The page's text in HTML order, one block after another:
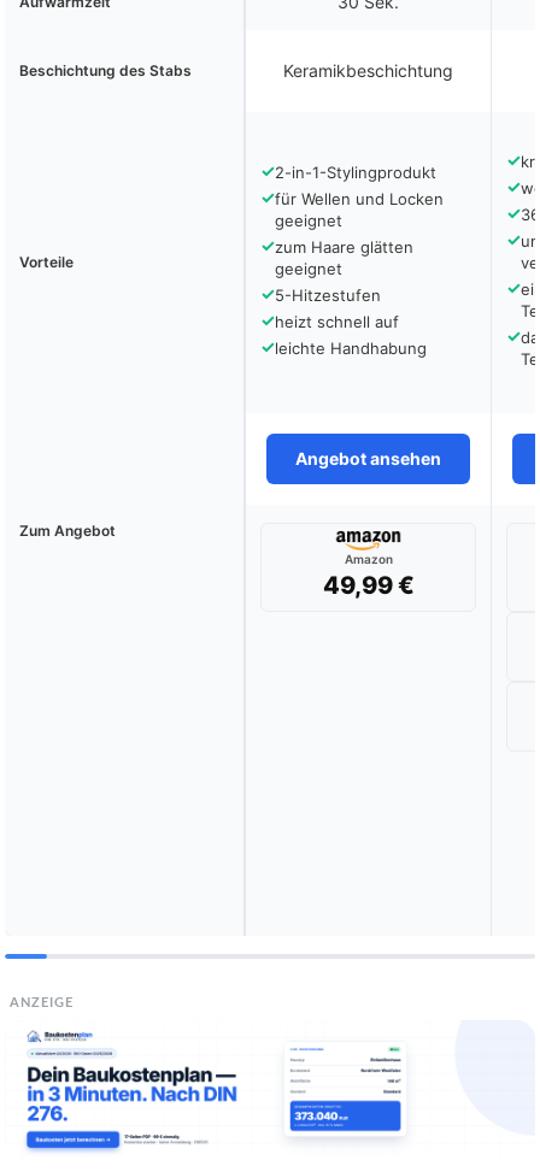
Beschichtung des Stabs Keramikbeschichtung
Vorteile
✓2-in-1-Stylingprodukt
✓für Wellen und Locken
geeignet
✓zum Haare glätten
geeignet
✓5-Hitzestufen
✓heizt schnell auf
✓leichte Handhabung
✓
✓
✓
✓
✓
✓
Angebot ansehen
Zum Angebot
Amazon
49,99 €
ANZEIGE